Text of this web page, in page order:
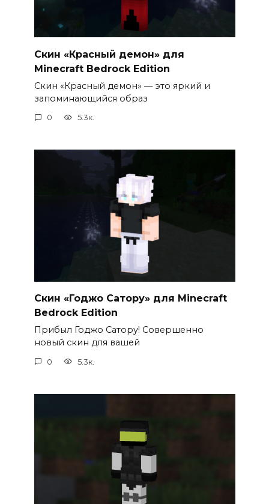
Скин «Красный демон» для
Minecraft Bedrock Edition
Скин «Красный демон» — это яркий и
запоминающийся образ
0 5.3к.
Скин «Годжо Сатору» для Minecraft
Bedrock Edition
Прибыл Годжо Сатору! Совершенно
новый скин для вашей
0 5.3к.